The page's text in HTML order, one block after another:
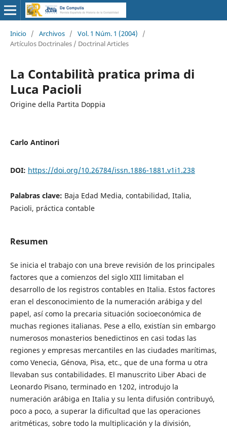
Inicio / Archivos / Vol. 1 Núm. 1 (2004)
/
Artículos Doctrinales / Doctrinal Articles
La Contabilità pratica prima di
Luca Pacioli
Origine della Partita Doppia
Carlo Antinori
DOI: https://doi.org/10.26784/issn.1886-1881.v1i1.238
Palabras clave: Baja Edad Media, contabilidad, Italia,
Pacioli, práctica contable
Resumen
Se inicia el trabajo con una breve revisión de los principales
factores que a comienzos del siglo XIII limitaban el
desarrollo de los registros contables en Italia. Estos factores
eran el desconocimiento de la numeración arábiga y del
papel, así como la precaria situación socioeconómica de
muchas regiones italianas. Pese a ello, existían sin embargo
numerosos monasterios benedictinos en casi todas las
regiones y empresas mercantiles en las ciudades marítimas,
como Venecia, Génova, Pisa, etc., que de una forma u otra
llevaban sus contabilidades. El manuscrito Liber Abaci de
Leonardo Pisano, terminado en 1202, introdujo la
numeración arábiga en Italia y su lenta difusión contribuyó,
poco a poco, a superar la dificultad que las operaciones
aritméticas, sobre todo la multiplicación y la división,